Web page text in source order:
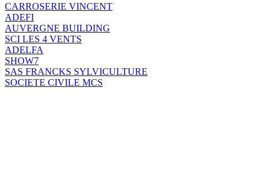
CARROSERIE VINCENT
ADEFI
AUVERGNE BUILDING
SCI LES 4 VENTS
ADELFA
SHOW7
SAS FRANCKS SYLVICULTURE
SOCIETE CIVILE MCS